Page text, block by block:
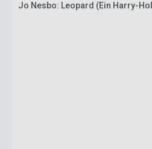
Jo Nesbo: Leopard (Ein Harry-